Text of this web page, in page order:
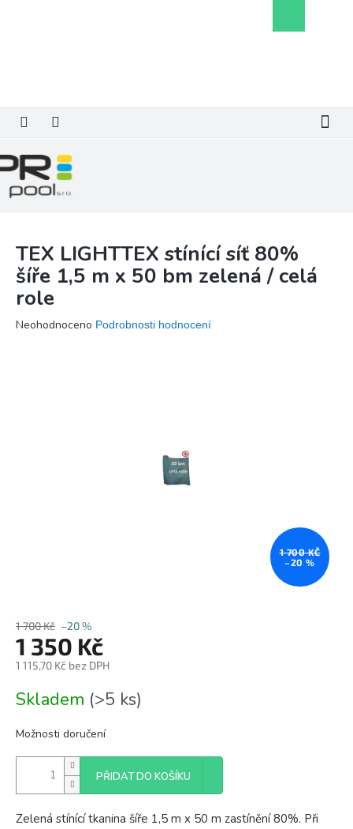
košík
TEX LIGHTTEX stínící síť 80%
šíře 1,5 m x 50 bm zelená / celá
role
Průměrné
Neohodnoceno Podrobnosti hodnocení
1 700 KČ
–20 %
1 700 Kč –20 %
1 350 Kč
1 115,70 Kč bez DPH
cena:
Skladem (>5 ks)
Možnosti doručení
PŘIDAT DO KOŠÍKU
Zelená stínící tkanina šíře 1,5 m x 50 m zastínění 80%. Při